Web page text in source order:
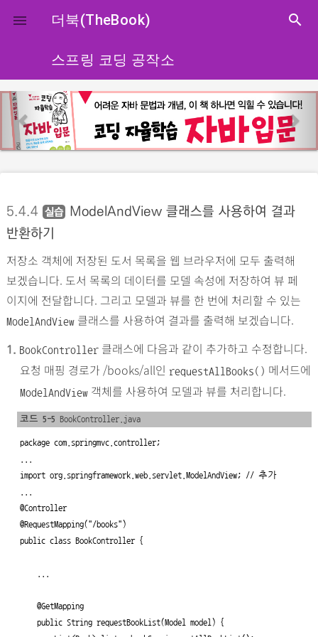
close
 더북(TheBook) search
스프링 코딩 공작소
p
r
e
u
s
n
e
x
5.4.4 실습
ModelAndView 클래스를 사용하여 결과
반환하기
저장소 객체에 저장된 도서 목록을 웹 브라우저에 모두 출력해
보겠습니다. 도서 목록의 데이터를 모델 속성에 저장하여 뷰 페
이지에 전달합니다. 그리고 모델과 뷰를 한 번에 처리할 수 있는
ModelAndView클래스를 사용하여 결과를 출력해 보겠습니다.
1. BookController클래스에 다음과 같이 추가하고 수정합니다.
요청 매핑 경로가 /books/all인requestAllBooks() 메서드에
ModelAndView 객체를 사용하여 모델과 뷰를 처리합니다.
코드 5-5 BookController.java
package com.springmvc.controller;
import org.springframework.web.servlet.ModelAndView; // 추가
@Controller
@RequestMapping("/books")
public class BookController {
    @GetMapping
    public String requestBookList(Model model) {